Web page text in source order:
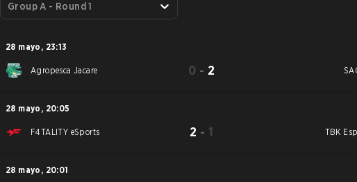
Group A - Round 1
28 mayo , 23:13
Agropesca Jacare 0 - 2
28 mayo , 20:05
F4TALITY eSports 2 - 1 TBK
28 mayo , 20:01